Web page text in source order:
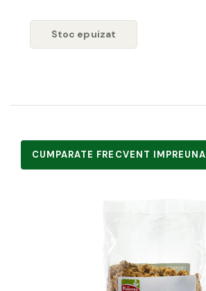
Stoc epuizat
CUMPARATE FRECVENT IMPREUNA